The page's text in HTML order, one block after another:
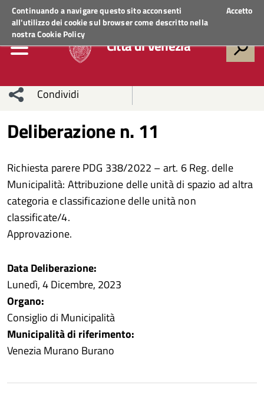
Continuando a navigare questo sito acconsenti
all'utilizzo dei cookie sul browser come descritto nella
nostraCookie Policy
Accetto
Regione VenetoACCEDI AI SERVIZI
Città di Venezia
Condividi
network
Condividi
Condividi
Facebook
su
Twitter
Condividi
su
Condividi
Deliberazione n. 11
Richiesta parere PDG 338/2022 – art. 6 Reg. delle
Municipalità: Attribuzione delle unità di spazio ad altra
categoria e classificazione delle unità non
classificate/4.
Approvazione.
Data Deliberazione:
Lunedì, 4 Dicembre, 2023
Organo:
Consiglio di Municipalità
Municipalità di riferimento:
Venezia Murano Burano